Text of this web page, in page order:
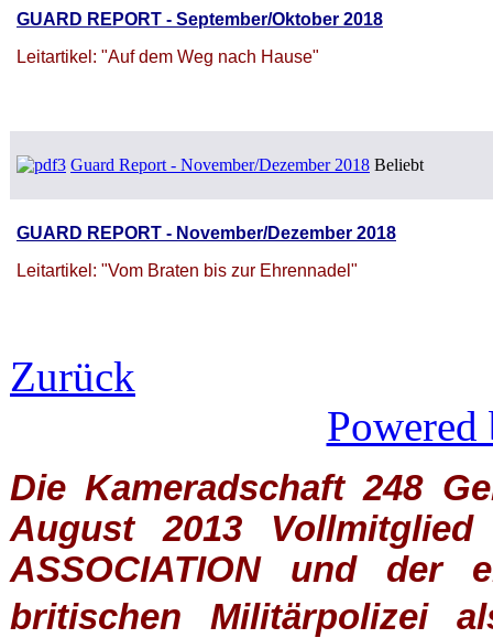
GUARD REPORT - September/Oktober 2018
Leitartikel: "Auf dem Weg nach Hause"
Guard Report - November/Dezember 2018 Beliebt
GUARD REPORT - November/Dezember 2018
Leitartikel: "Vom Braten bis zur Ehrennadel"
Zurück
Die Kameradschaft 248
August 2013
ASSOCIATIONund der
britischen
Militärpolizei